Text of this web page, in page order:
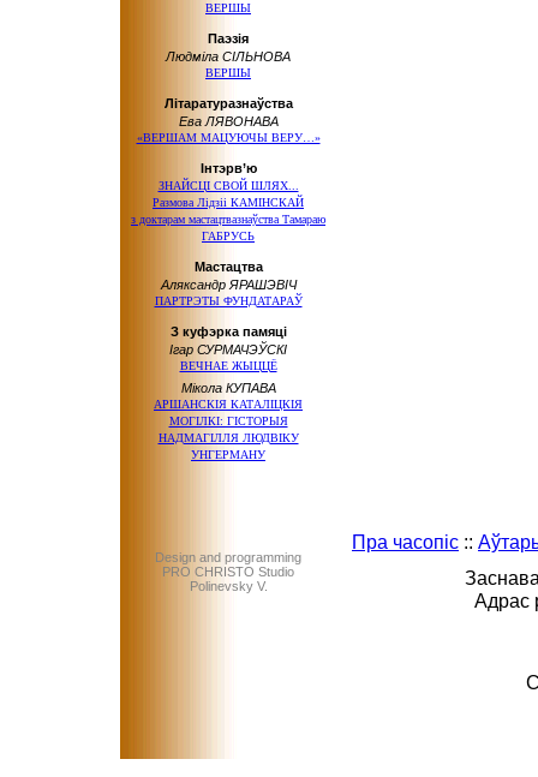
ВЕРШЫ
Паэзія
Людміла СІЛЬНОВА
ВЕРШЫ
Літаратуразнаўства
Ева ЛЯВОНАВА
«ВЕРШАМ МАЦУЮЧЫ ВЕРУ…»
Інтэрв’ю
ЗНАЙСЦІ СВОЙ ШЛЯХ...
Размова Лідзіі КАМІНСКАЙ
з доктарам мастацтвазнаўства Тамараю
ГАБРУСЬ
Мастацтва
Аляксандр ЯРАШЭВІЧ
ПАРТРЭТЫ ФУНДАТАРАЎ
З куфэрка памяці
Ігар СУРМАЧЭЎСКІ
ВЕЧНАЕ ЖЫЦЦЁ
Мікола КУПАВА
АРШАНСКІЯ КАТАЛІЦКІЯ
МОГІЛКІ: ГІСТОРЫЯ
НАДМАГІЛЛЯ ЛЮДВІКУ
УНГЕРМАНУ
Design and programming
PRO CHRISTO Studio
Polinevsky V.
Пра часопіс ::
Адрас